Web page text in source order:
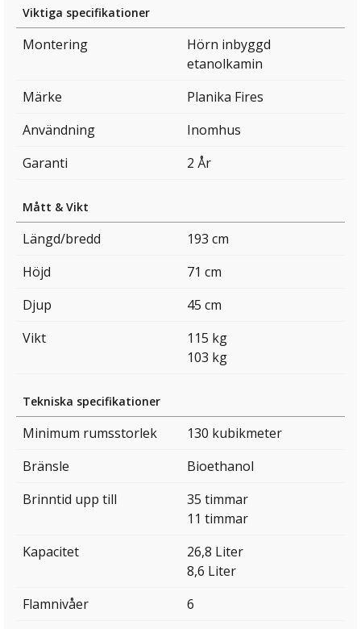
Viktiga specifikationer
Montering
Hörn inbyggd
etanolkamin
Märke
Planika Fires
Användning
Inomhus
Garanti
2 År
Mått & Vikt
Längd/bredd
193 cm
Höjd
71 cm
Djup
45 cm
Vikt
115 kg
103 kg
Tekniska specifikationer
Minimum rumsstorlek
130 kubikmeter
Bränsle
Bioethanol
Brinntid upp till
35 timmar
11 timmar
Kapacitet
26,8 Liter
8,6 Liter
Flamnivåer
6